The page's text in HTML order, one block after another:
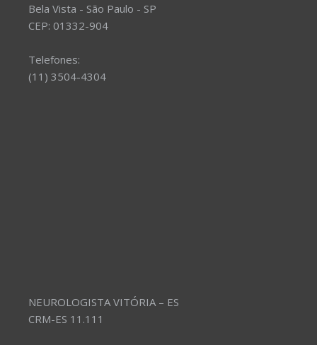
Bela Vista - São Paulo - SP
CEP: 01332-904
Telefones:
(11) 3504-4304
NEUROLOGISTA VITÓRIA – ES
CRM-ES 11.111